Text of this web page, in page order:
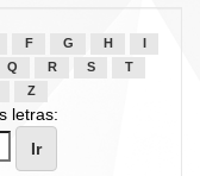
F G H
Q R S
T
Z
letras: